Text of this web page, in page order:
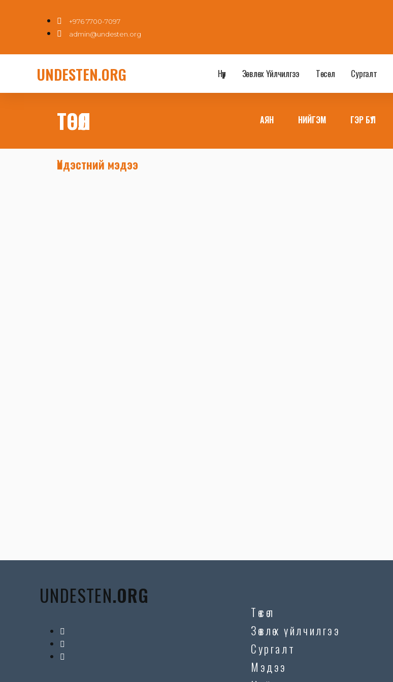
+976 7700-7097
admin@undesten.org
UNDESTEN.ORG Нүүр Зөвлөх Үйлчилгээ Төсөл Сургалт
ТӨСӨЛ АЯН НИЙГЭМ ГЭР БҮЛ
Үндэстний мэдээ
UNDESTEN.ORG
Төсөл
Зөвлөх үйлчилгээ
Сургалт
Мэдээ